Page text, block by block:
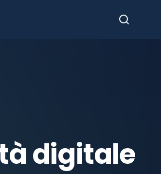
Cerca
digitale